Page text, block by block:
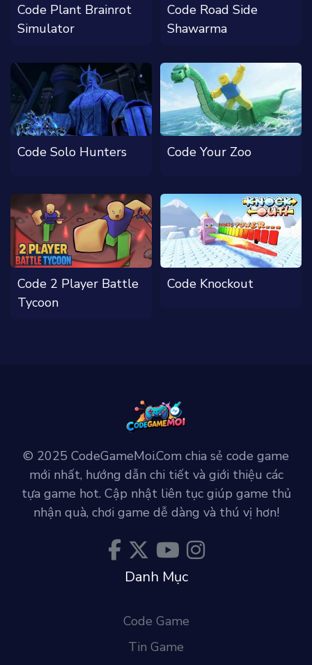
Code Plant Brainrot
Simulator
Code Road Side
Shawarma
Code Solo Hunters Code Your Zoo
Code 2 Player Battle
Tycoon
Code Knockout
© 2025 CodeGameMoi.Com chia sẻ code game
mới nhất, hướng dẫn chi tiết và giới thiệu các
tựa game hot. Cập nhật liên tục giúp game thủ
nhận quà, chơi game dễ dàng và thú vị hơn!
Danh Mục
Code Game
Tin Game